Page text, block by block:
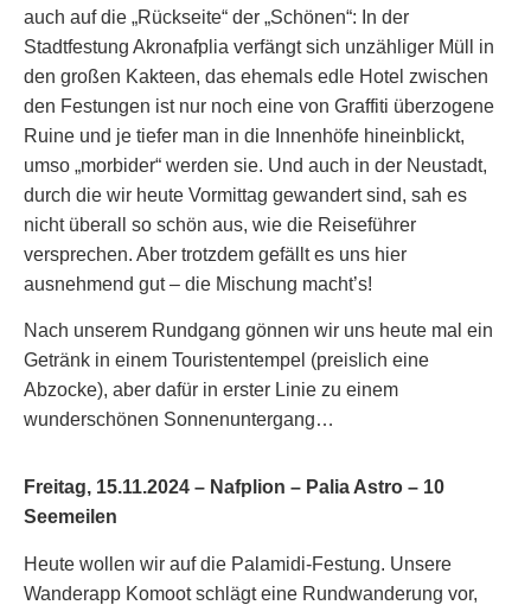
auch auf die „Rückseite“ der „Schönen“: In der
Stadtfestung Akronafplia verfängt sich unzähliger Müll in
den großen Kakteen, das ehemals edle Hotel zwischen
den Festungen ist nur noch eine von Graffiti überzogene
Ruine und je tiefer man in die Innenhöfe hineinblickt,
umso „morbider“ werden sie. Und auch in der Neustadt,
durch die wir heute Vormittag gewandert sind, sah es
nicht überall so schön aus, wie die Reiseführer
versprechen. Aber trotzdem gefällt es uns hier
ausnehmend gut – die Mischung macht’s!
Nach unserem Rundgang gönnen wir uns heute mal ein
Getränk in einem Touristentempel (preislich eine
Abzocke), aber dafür in erster Linie zu einem
wunderschönen Sonnenuntergang…
Freitag, 15.11.2024 – Nafplion – Palia Astro – 10
Seemeilen
Heute wollen wir auf die Palamidi-Festung. Unsere
Wanderapp Komoot schlägt eine Rundwanderung vor,